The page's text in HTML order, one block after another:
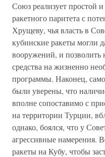
Союз реализует простой
ракетного паритета с
Хрущеву, чья власть в
кубинские ракеты могли
вооружений, и позволить
средства на жизненно
программы. Наконец,
были уверены, что
вполне сопоставимо с
на территории Турции,
однако, боялся, что у
агрессивные намерения.
ракеты на Кубу, чтобы